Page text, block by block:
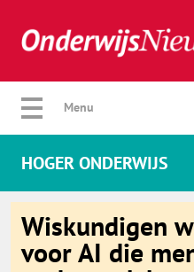
Verberg menu
Home
Menu
HOGER ONDERWIJS
Wiskundigen
voor AI die